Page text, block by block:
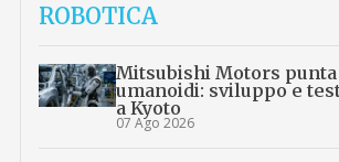
ROBOTICA
Mitsubishi Motors
umanoidi: sviluppo e
a Kyoto
07 Ago 2026